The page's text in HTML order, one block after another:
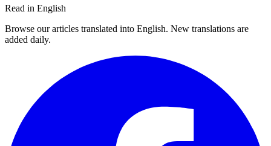
Read in English
Browse our articles translated into English. New translations are
added daily.